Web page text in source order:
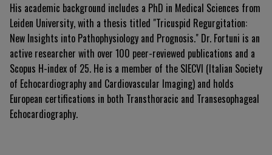
His academic background includes a PhD in Medical Sciences from
Leiden University, with a thesis titled "Tricuspid Regurgitation:
New Insights into Pathophysiology and Prognosis." Dr. Fortuni is an
active researcher with over 100 peer-reviewed publications and a
Scopus H-index of 25. He is a member of the SIECVI (Italian Society
of Echocardiography and Cardiovascular Imaging) and holds
European certifications in both Transthoracic and Transesophageal
Echocardiography.